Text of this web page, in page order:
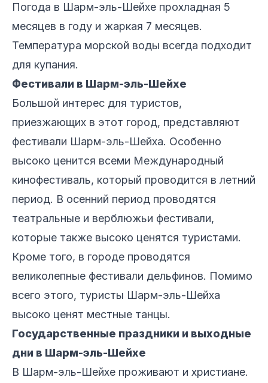
Погода в Шарм-эль-Шейхе прохладная 5
месяцев в году и жаркая 7 месяцев.
Температура морской воды всегда подходит
для купания.
Фестивали в Шарм-эль-Шейхе
Большой интерес для туристов,
приезжающих в этот город, представляют
фестивали Шарм-эль-Шейха. Особенно
высоко ценится всеми Международный
кинофестиваль, который проводится в летний
период. В осенний период проводятся
театральные и верблюжьи фестивали,
которые также высоко ценятся туристами.
Кроме того, в городе проводятся
великолепные фестивали дельфинов. Помимо
всего этого, туристы Шарм-эль-Шейха
высоко ценят местные танцы.
Государственные праздники и выходные
дни в Шарм-эль-Шейхе
В Шарм-эль-Шейхе проживают и христиане.